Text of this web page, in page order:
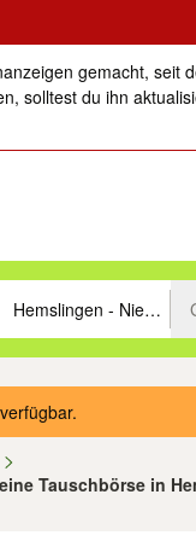
gemacht, seit
solltest du ihn
mit den
oder Ort eingeben.
Tauschbörse in